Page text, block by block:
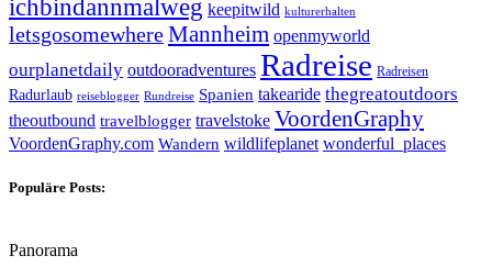
ichbindannmalweg keepitwild kulturerhalten
letsgosomewhereMannheim openmyworld
ourplanetdaily outdooradventures Radreise Radreisen
Radurlaub reiseblogger Rundreise Spanien takearide thegreatoutdoors
theoutbound travelblogger travelstoke VoordenGraphy
VoordenGraphy.com Wandern wildlifeplanet wonderful_places
Populäre Posts:
Panorama